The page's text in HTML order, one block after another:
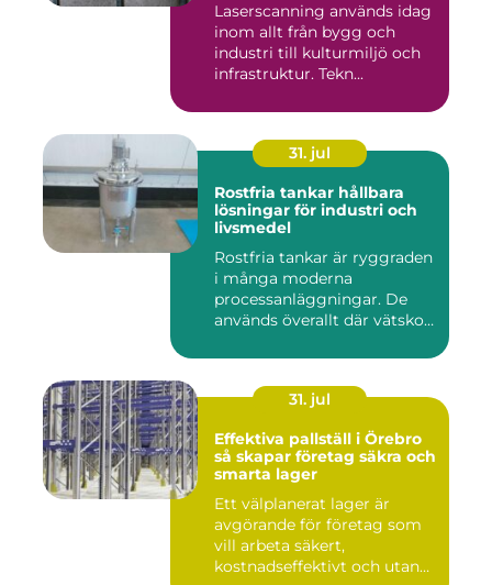
Laserscanning används idag
inom allt från bygg och
industri till kulturmiljö och
infrastruktur. Tekn...
31. jul
Rostfria tankar hållbara
lösningar för industri och
livsmedel
Rostfria tankar är ryggraden
i många moderna
processanläggningar. De
används överallt där vätskor,
31. jul
Effektiva pallställ i Örebro
så skapar företag säkra och
smarta lager
Ett välplanerat lager är
avgörande för företag som
vill arbeta säkert,
kostnadseffektivt och utan